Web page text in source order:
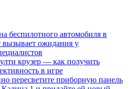
беспилотного автомобиля в
вызывает ожидания у
крузер — как получить
в игре
пересветите приборную панель